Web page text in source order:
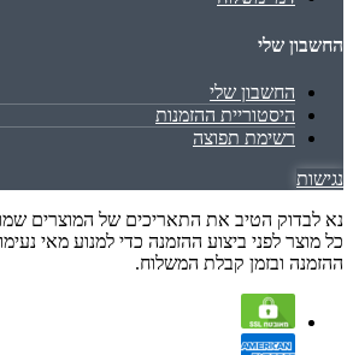
החשבון שלי
החשבון שלי
היסטוריית ההזמנות
רשימת תפוצה
נגישות
נא לבדוק הטיב את התאריכים של המוצרים
כל מוצר לפני ביצוע ההזמנה כדי למנוע מאי
ההזמנה ובזמן קבלת המשלוח.